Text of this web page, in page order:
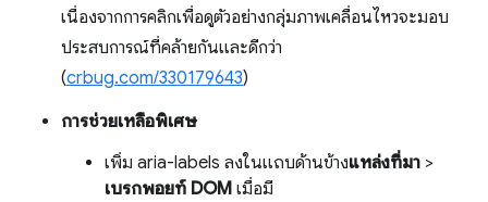
เนื่องจากการคลิกเพื่อดูตัวอย่างกลุ่มภาพเคลื่อนไหวจะมอบ
ประสบการณ์ที่คล้ายกันและดีกว่า
(crbug.com/330179643)
การช่วยเหลือพิเศษ
เพิ่ม aria-labels ลงในแถบด้านข้างแหล่งที่มา >
เบรกพอยท์ DOM เมื่อมี